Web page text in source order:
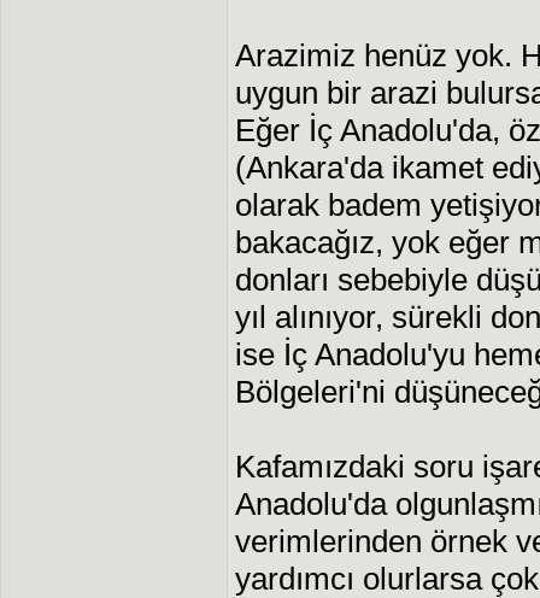
Arazimiz henüz yok.
uygun bir arazi
Eğer İç Anadolu'da,
(Ankara'da ikamet
olarak badem
bakacağız, yok eğer
donları sebebiyle
yıl alınıyor, sürekli
ise İç Anadolu'yu
Bölgeleri'ni
Kafamızdaki soru
Anadolu'da
verimlerinden örnek
yardımcı olurlarsa